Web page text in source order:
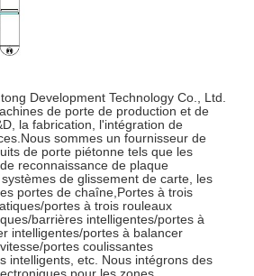
de baisse
tournevis
faciale
la porte piétonne
de code QR
Development Technology Co., Ltd.
de porte de production et de
la fabrication, l'intégration de
sommes un fournisseur de
de porte piétonne tels que les
reconnaissance de plaque
de glissement de carte, les
portes de chaîne,Portes à trois
portes à trois rouleaux
barrières intelligentes/portes à
intelligentes/portes à balancer
portes coulissantes
intelligents, etc. Nous intégrons des
pour les zones